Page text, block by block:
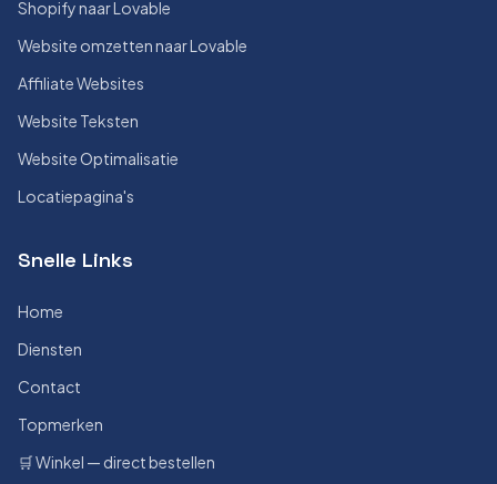
Shopify naar Lovable
Website omzetten naar Lovable
Affiliate Websites
Website Teksten
Website Optimalisatie
Locatiepagina's
Snelle Links
Home
Diensten
Contact
Topmerken
🛒 Winkel — direct bestellen